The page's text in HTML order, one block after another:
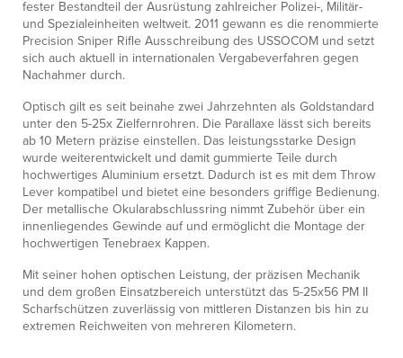
fester Bestandteil der Ausrüstung zahlreicher Polizei-, Militär-
und Spezialeinheiten weltweit. 2011 gewann es die renommierte
Precision Sniper Rifle Ausschreibung des USSOCOM und setzt
sich auch aktuell in internationalen Vergabeverfahren gegen
Nachahmer durch.
Optisch gilt es seit beinahe zwei Jahrzehnten als Goldstandard
unter den 5-25x Zielfernrohren. Die Parallaxe lässt sich bereits
ab 10 Metern präzise einstellen. Das leistungsstarke Design
wurde weiterentwickelt und damit gummierte Teile durch
hochwertiges Aluminium ersetzt. Dadurch ist es mit dem Throw
Lever kompatibel und bietet eine besonders griffige Bedienung.
Der metallische Okularabschlussring nimmt Zubehör über ein
innenliegendes Gewinde auf und ermöglicht die Montage der
hochwertigen Tenebraex Kappen.
Mit seiner hohen optischen Leistung, der präzisen Mechanik
und dem großen Einsatzbereich unterstützt das 5-25x56 PM II
Scharfschützen zuverlässig von mittleren Distanzen bis hin zu
extremen Reichweiten von mehreren Kilometern.